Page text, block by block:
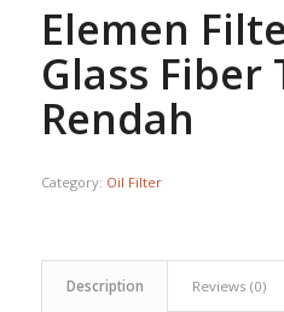
Elemen
Glass Fiber
Rendah
Category: Oil Filter
Description Reviews (0)